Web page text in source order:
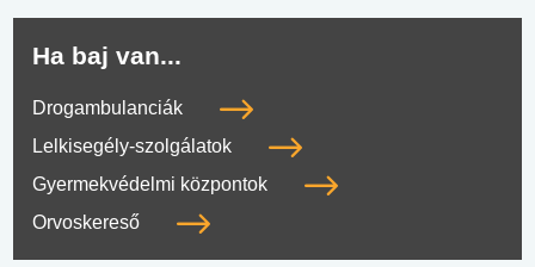
Ha baj van...
Drogambulanciák
Lelkisegély-szolgálatok
Gyermekvédelmi központok
Orvoskereső